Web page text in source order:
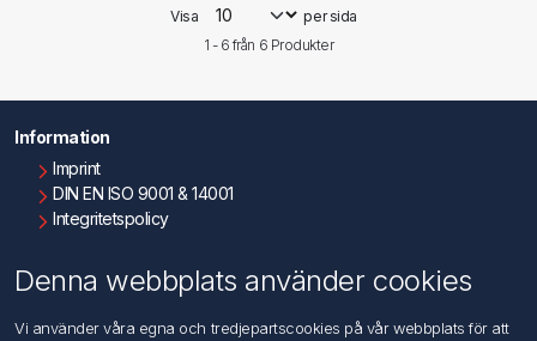
Visa
per sida
1 - 6 från 6 Produkter
Information
Imprint
DIN EN ISO 9001 & 14001
Integritetspolicy
Kontakta oss
Denna webbplats använder cookies
Vi använder våra egna och tredjepartscookies på vår webbplats för att